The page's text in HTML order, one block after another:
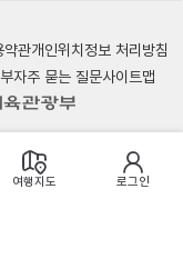
약관개인위치정보 처리방침
자주 묻는 질문사이트맵
여행지도 로그인